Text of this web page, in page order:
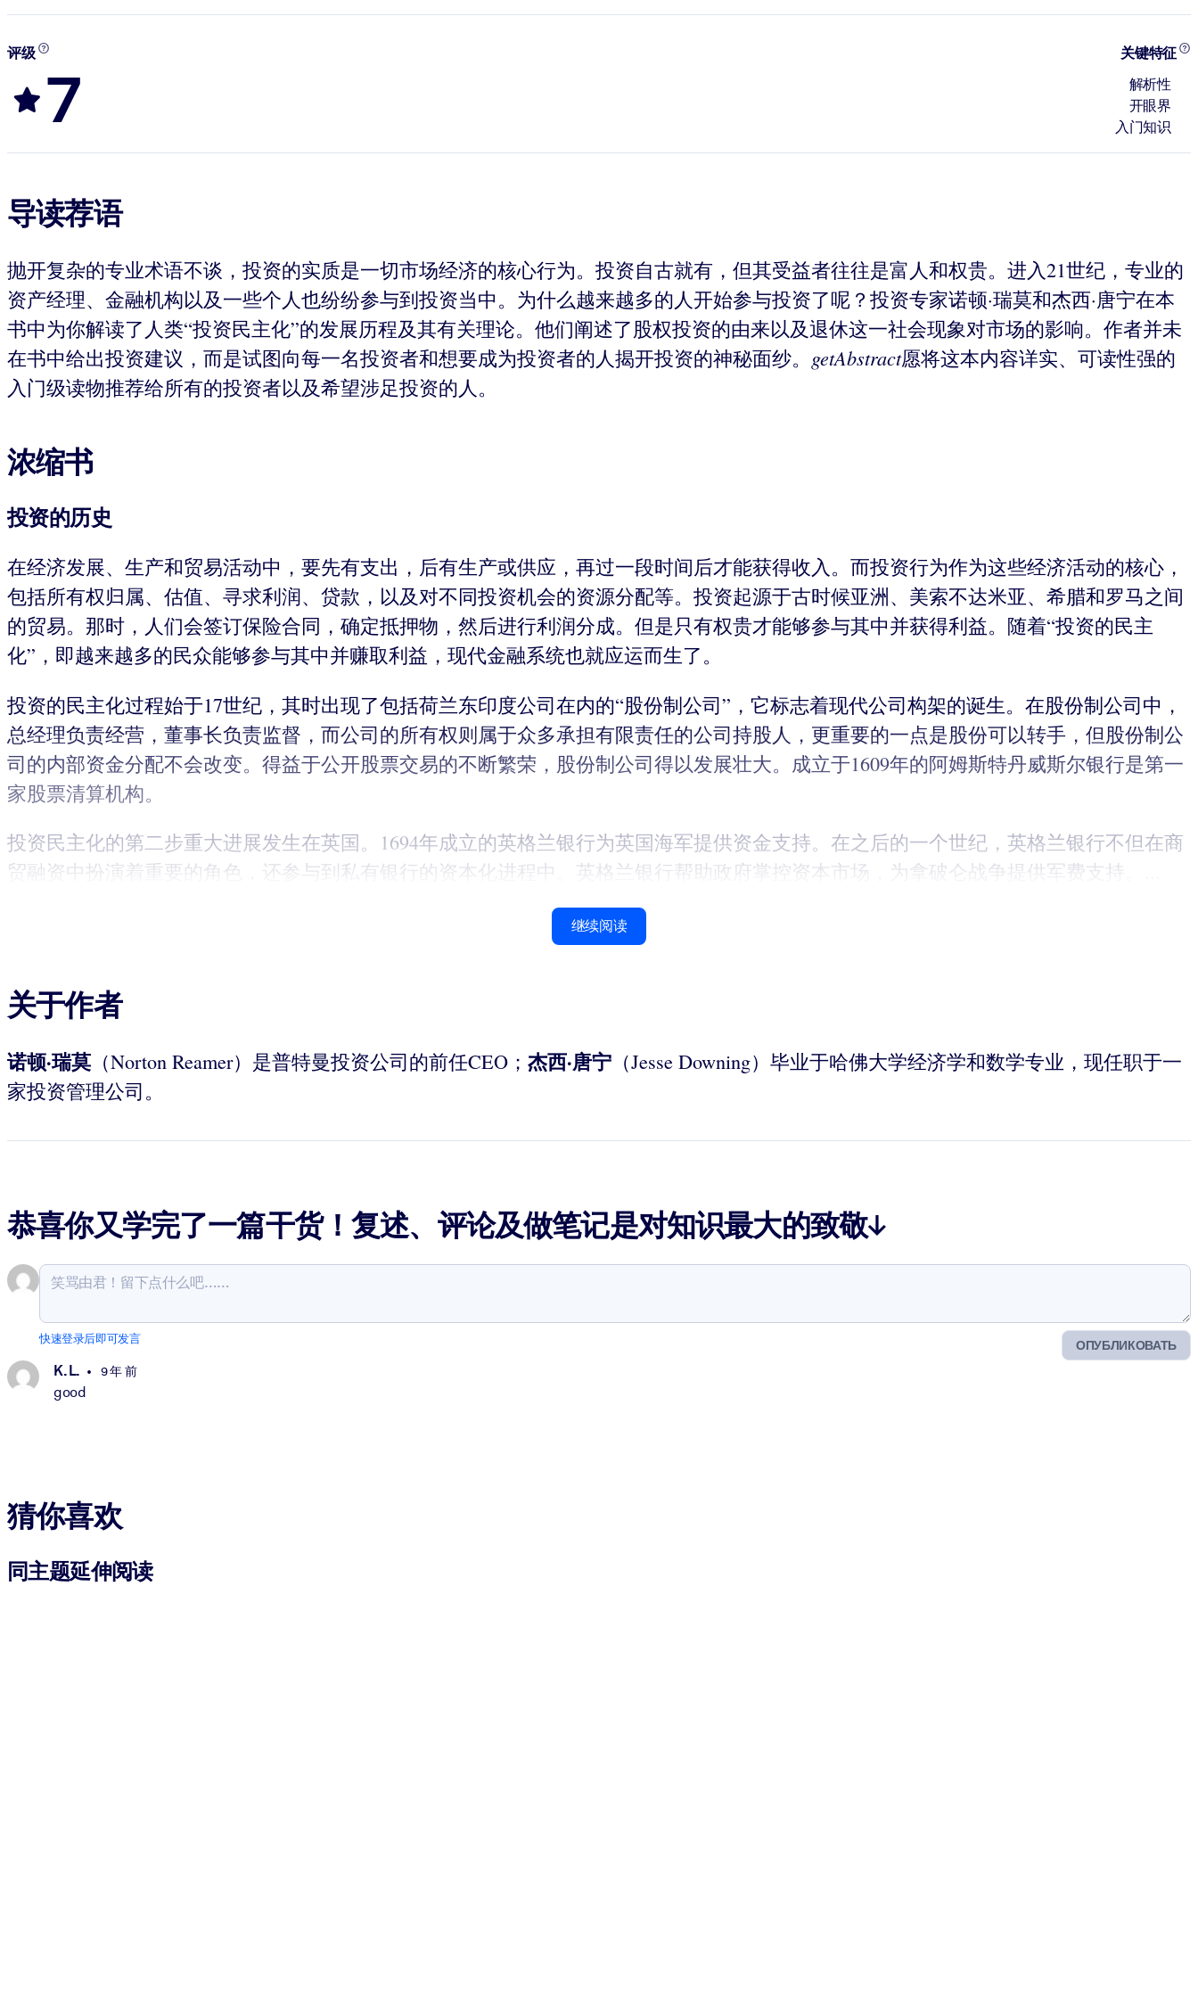
评级
7
关键特征
解析性
开眼界
入门知识
导读荐语
抛开复杂的专业术语不谈，投资的实质是一切市场经济的核心行为。投资自古就有，但其受益者往往是富人和权贵。进入21世纪，专业的
资产经理、金融机构以及一些个人也纷纷参与到投资当中。为什么越来越多的人开始参与投资了呢？投资专家诺顿·瑞莫和杰西·唐宁在本
书中为你解读了人类“投资民主化”的发展历程及其有关理论。他们阐述了股权投资的由来以及退休这一社会现象对市场的影响。作者并未
在书中给出投资建议，而是试图向每一名投资者和想要成为投资者的人揭开投资的神秘面纱。 getAbstract愿将这本内容详实、可读性强的
入门级读物推荐给所有的投资者以及希望涉足投资的人。
浓缩书
投资的历史
在经济发展、生产和贸易活动中，要先有支出，后有生产或供应，再过一段时间后才能获得收入。而投资行为作为这些经济活动的核心，
包括所有权归属、估值、寻求利润、贷款，以及对不同投资机会的资源分配等。投资起源于古时候亚洲、美索不达米亚、希腊和罗马之间
的贸易。那时，人们会签订保险合同，确定抵押物，然后进行利润分成。但是只有权贵才能够参与其中并获得利益。随着“投资的民主
化”，即越来越多的民众能够参与其中并赚取利益，现代金融系统也就应运而生了。
投资的民主化过程始于17世纪，其时出现了包括荷兰东印度公司在内的“股份制公司”，它标志着现代公司构架的诞生。在股份制公司中，
总经理负责经营，董事长负责监督，而公司的所有权则属于众多承担有限责任的公司持股人，更重要的一点是股份可以转手，但股份制公
司的内部资金分配不会改变。得益于公开股票交易的不断繁荣，股份制公司得以发展壮大。成立于1609年的阿姆斯特丹威斯尔银行是第一
家股票清算机构。
投资民主化的第二步重大进展发生在英国。1694年成立的英格兰银行为英国海军提供资金支持。在之后的一个世纪，英格兰银行不但在商
贸融资中扮演着重要的角色，还参与到私有银行的资本化进程中。英格兰银行帮助政府掌控资本市场，为拿破仑战争提供军费支持。...
继续阅读
关于作者
诺顿·瑞莫 （Norton Reamer）是普特曼投资公司的前任CEO； 杰西·唐宁 （Jesse Downing）毕业于哈佛大学经济学和数学专业，现任职于一
家投资管理公司。
恭喜你又学完了一篇干货！复述、评论及做笔记是对知识最大的致敬↓
ОПУБЛИКОВАТЬ
快速登录后即可发言
K. L. 9 年 前
good
猜你喜欢
同主题延伸阅读